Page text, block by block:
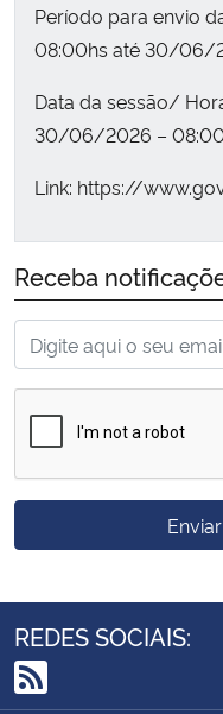
Período para envio
08:00hs até 30/06/
Data da sessão/
30/06/2026 – 08:00
Link: https://
Receba
Enviar
REDES SOCIAIS: